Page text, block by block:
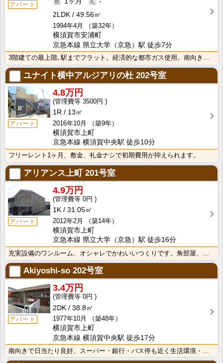
アパート
2LDK
49.56㎡
1994年4月
（築32年）
横須賀市安浦町
京急本線 県立大学（京急）駅 徒歩7分
3階建ての最上階､駅までフラット。経済的な都市ガス使用。南向きで日当たり良好。新婚さんに是非。
ユナイト横中アルジアリの杜 202号室
アパート
4.8万円
3500円
1R
13㎡
2016年10月
（築9年）
横須賀市上町
京急本線 横須賀中央駅 徒歩10分
フリーレント1ヶ月、敷金、礼金ナシで初期費用が抑えられます。
アリアンス上町201号室
アパート
4.9万円
0円
1K
31.05㎡
2012年2月
（築14年）
横須賀市上町
京急本線 県立大学（京急）駅 徒歩16分
Akiyoshi-so 202号室
アパート
3.4万円
0円
2DK
38.8㎡
1977年10月
（築48年）
横須賀市上町
京急本線 横須賀中央駅 徒歩17分